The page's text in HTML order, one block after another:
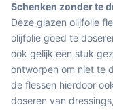
Schenken zonder te
Deze glazen olijfolie
olijfolie goed te
ook gelijk een stuk
ontworpen om niet te
de flessen hierdoor
doseren van